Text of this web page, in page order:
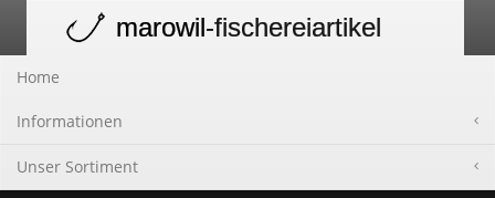
navigation
marowil-fischereiartikel
Home
Informationen
Unser Sortiment